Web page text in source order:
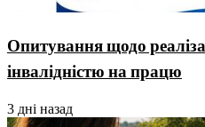
Опитування щодо
інвалідністю на працю
3 дні назад